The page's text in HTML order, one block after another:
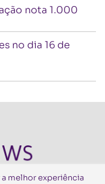
nota 1.000
no dia 16 de
melhor experiência